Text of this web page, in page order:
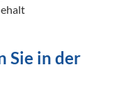
Sie in der